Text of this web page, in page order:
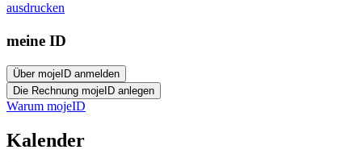
ausdrucken
meine ID
Warum mojeID
Kalender